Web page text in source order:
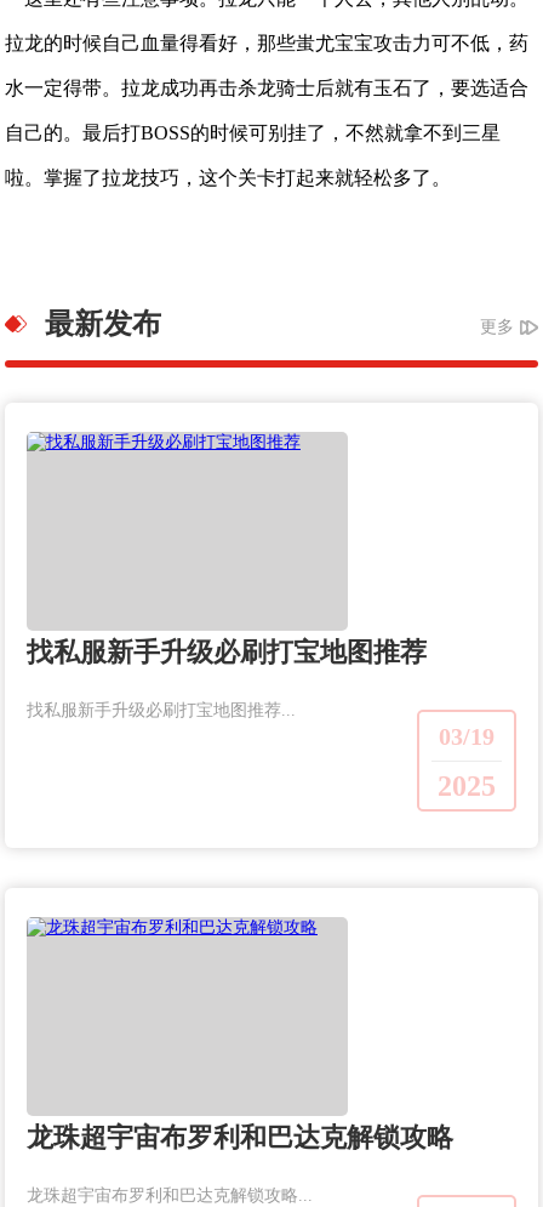
拉龙的时候自己血量得看好，那些蚩尤宝宝攻击力可不低，药
水一定得带。拉龙成功再击杀龙骑士后就有玉石了，要选适合
自己的。最后打BOSS的时候可别挂了，不然就拿不到三星
啦。掌握了拉龙技巧，这个关卡打起来就轻松多了。
最新发布 更多
找私服新手升级必刷打宝地图推荐
03/19
2025
找私服新手升级必刷打宝地图推荐...
龙珠超宇宙布罗利和巴达克解锁攻略
龙珠超宇宙布罗利和巴达克解锁攻略...